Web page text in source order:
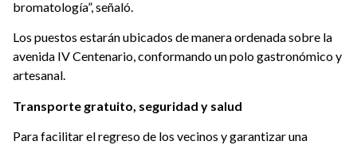
bromatología”, señaló.
Los puestos estarán ubicados de manera ordenada sobre la
avenida IV Centenario, conformando un polo gastronómico y
artesanal.
Transporte gratuito, seguridad y salud
Para facilitar el regreso de los vecinos y garantizar una